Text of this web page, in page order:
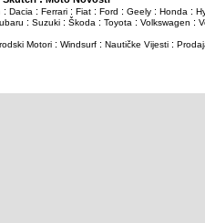
: Dacia : Ferrari : Fiat : Ford : Geely : Honda :
: Suzuki : Škoda : Toyota : Volkswagen :
Motori : Windsurf : Nautičke Vijesti :